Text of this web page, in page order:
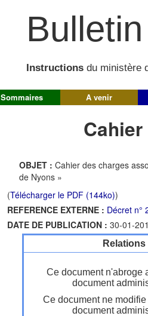
Instructions du ministère
Sommaires A venir
OBJET : Cahier des charges
de Nyons »
(Télécharger le PDF (144ko))
REFERENCE EXTERNE : Décret n°
DATE DE PUBLICATION : 30-01-
Ce document n'abroge
document
Ce document ne
document